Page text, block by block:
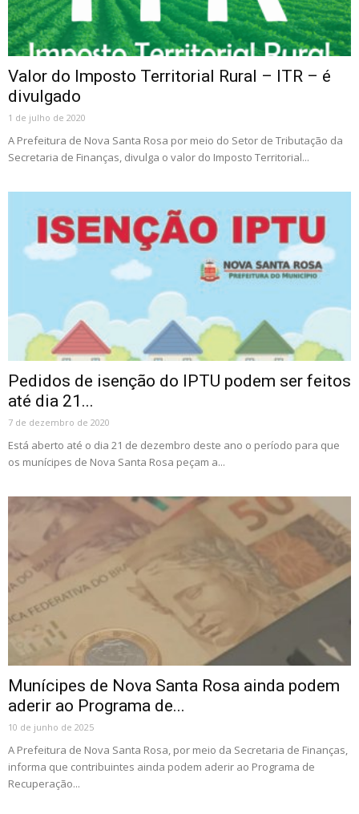
Valor do Imposto Territorial Rural – ITR – é
divulgado
1 de julho de 2020
A Prefeitura de Nova Santa Rosa por meio do Setor de Tributação da
Secretaria de Finanças, divulga o valor do Imposto Territorial...
Pedidos de isenção do IPTU podem ser feitos
até dia 21...
7 de dezembro de 2020
Está aberto até o dia 21 de dezembro deste ano o período para que
os munícipes de Nova Santa Rosa peçam a...
Munícipes de Nova Santa Rosa ainda podem
aderir ao Programa de...
10 de junho de 2025
A Prefeitura de Nova Santa Rosa, por meio da Secretaria de Finanças,
informa que contribuintes ainda podem aderir ao Programa de
Recuperação...